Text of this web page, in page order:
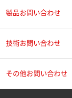
製品お問い合わせ
技術お問い合わせ
その他お問い合わせ